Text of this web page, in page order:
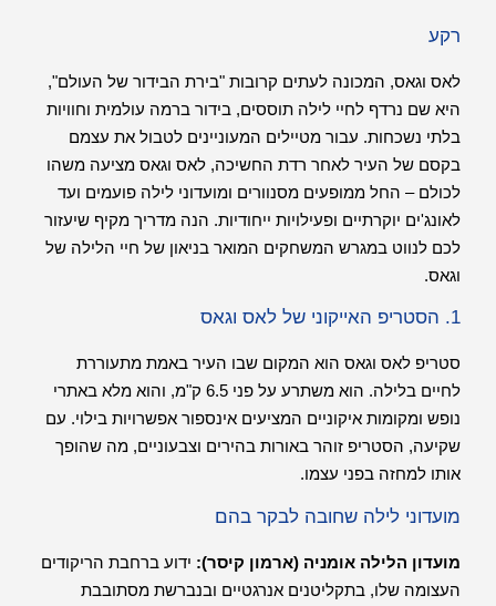
רקע
לאס וגאס, המכונה לעתים קרובות "בירת הבידור של העולם",
היא שם נרדף לחיי לילה תוססים, בידור ברמה עולמית וחוויות
בלתי נשכחות. עבור מטיילים המעוניינים לטבול את עצמם
בקסם של העיר לאחר רדת החשיכה, לאס וגאס מציעה משהו
לכולם – החל ממופעים מסנוורים ומועדוני לילה פועמים ועד
לאונג'ים יוקרתיים ופעילויות ייחודיות. הנה מדריך מקיף שיעזור
לכם לנווט במגרש המשחקים המואר בניאון של חיי הלילה של
וגאס.
1. הסטריפ האייקוני של לאס וגאס
סטריפ לאס וגאס הוא המקום שבו העיר באמת מתעוררת
לחיים בלילה. הוא משתרע על פני 6.5 ק"מ, והוא מלא באתרי
נופש ומקומות איקוניים המציעים אינספור אפשרויות בילוי. עם
שקיעה, הסטריפ זוהר באורות בהירים וצבעוניים, מה שהופך
אותו למחזה בפני עצמו.
מועדוני לילה שחובה לבקר בהם
מועדון הלילה אומניה (ארמון קיסר): ידוע ברחבת הריקודים
העצומה שלו, בתקליטנים אנרגטיים ובנברשת מסתובבת